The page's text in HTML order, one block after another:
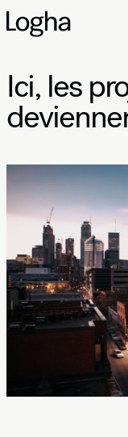
Ici, les